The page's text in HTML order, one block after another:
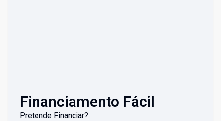
Financiamento Fácil
Pretende Financiar?